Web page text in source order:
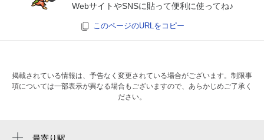
WebサイトやSNSに貼って便利に使ってね♪
このページのURLをコピー
掲載されている情報は、予告なく変更されている場合がございます。制限事
項については一部表示が異なる場合もございますので、あらかじめご了承く
ださい。